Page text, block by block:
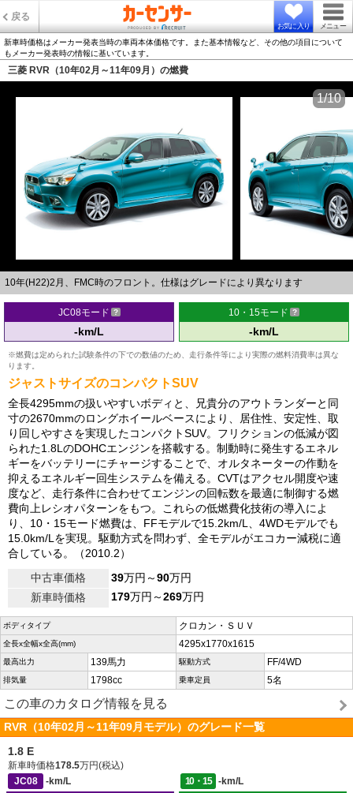
戻る
お気に入り メニュー
新車時価格はメーカー発表当時の車両本体価格です。また基本情報など、その他の項目について
もメーカー発表時の情報に基いています。
三菱 RVR（10年02月～11年09月）の燃費
10年(H22)2月、FMC時のフロント。仕様はグレードにより異なります
1/10
JC08モード
-km/L
10・15モード
-km/L
※燃費は定められた試験条件の下での数値のため、走行条件等により実際の燃料消費率は異な
ります。
ジャストサイズのコンパクトSUV
全長4295mmの扱いやすいボディと、兄貴分のアウトランダーと同
寸の2670mmのロングホイールベースにより、居住性、安定性、取
り回しやすさを実現したコンパクトSUV。フリクションの低減が図
られた1.8LのDOHCエンジンを搭載する。制動時に発生するエネル
ギーをバッテリーにチャージすることで、オルタネーターの作動を
抑えるエネルギー回生システムを備える。CVTはアクセル開度や速
度など、走行条件に合わせてエンジンの回転数を最適に制御する燃
費向上レシオパターンをもつ。これらの低燃費化技術の導入によ
り、10・15モード燃費は、FFモデルで15.2km/L、4WDモデルでも
15.0km/Lを実現。駆動方式を問わず、全モデルがエコカー減税に適
合している。（2010.2）
中古車価格
39万円～90万円
新車時価格
179万円～269万円
ボディタイプ クロカン・ＳＵＶ
全長x全幅x全高(mm) 4295x1770x1615
最高出力 139馬力 駆動方式 FF/4WD
排気量 1798cc 乗車定員 5名
この車のカタログ情報を見る
RVR（10年02月～11年09月モデル）のグレード一覧
1.8 E
新車時価格178.5万円(税込)
JC08
-km/L 10・15
-km/L